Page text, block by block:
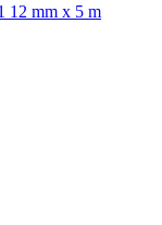
12 mm x 5 m